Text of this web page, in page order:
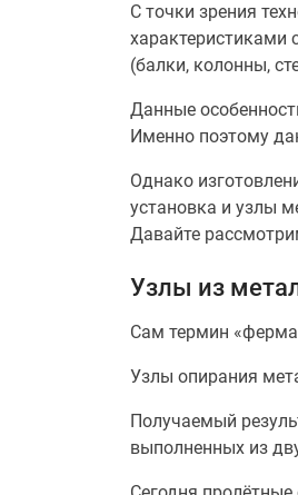
С точки зрения
характеристиками
(балки, колонны,
Данные
Именно поэтому
Однако
установка и узлы
Давайте
Узлы из
Сам термин
Узлы опирания
Получаемый
выполненных из